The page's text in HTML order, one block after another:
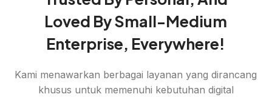
Loved By Small-Medium
Enterprise, Everywhere!
Kami menawarkan berbagai layanan yang dirancang
khusus untuk memenuhi kebutuhan digital